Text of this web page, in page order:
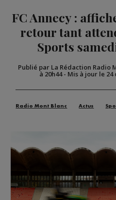
FC Annecy :
retour tant
Sports
Publié par La Rédaction Radio
à 20h44- Mis à jour le 24
Radio Mont Blanc Actus